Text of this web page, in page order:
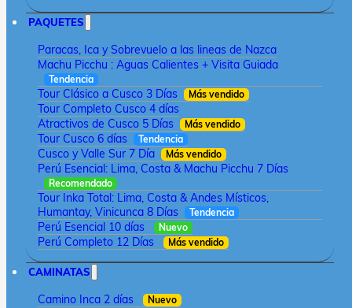
PAQUETES
Paracas, Ica y Sobrevuelo a las lineas de Nazca
Machu Picchu : Aguas Calientes + Visita Guiada
Tendencia
Tour Clásico a Cusco 3 Días Más vendido
Tour Completo Cusco 4 días
Atractivos de Cusco 5 Días
Más vendido
Tour Cusco 6 días Tendencia
Cusco y Valle Sur 7 Día Más vendido
Perú Esencial: Lima, Costa & Machu Picchu 7 Días
Recomendado
Tour Inka Total: Lima, Costa & Andes Místicos,
Humantay, Vinicunca 8 Días
Tendencia
Perú Esencial 10 días Nuevo
Perú Completo 12 Días Más vendido
CAMINATAS
Camino Inca 2 días Nuevo